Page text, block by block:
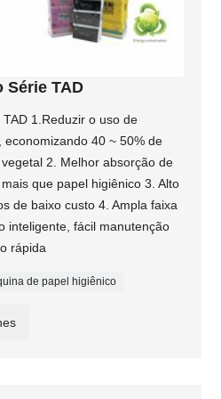
Série TAD
1.Reduzir o uso de
40 ~ 50% de
2. Melhor absorção de
que papel higiênico 3. Alto
de baixo custo 4. Ampla faixa
inteligente, fácil manutenção
rápida
de papel higiênico